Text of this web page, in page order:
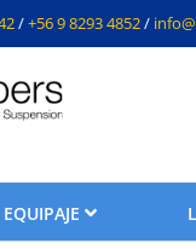
/+56 9 8293 4852/
EQUIPAJE